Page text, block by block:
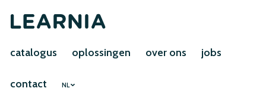
catalogus oplossingen over ons jobs
contact NL